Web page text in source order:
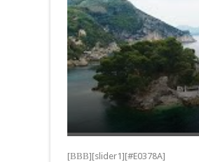
[ΒΒΒ][slider1][#E0378A]